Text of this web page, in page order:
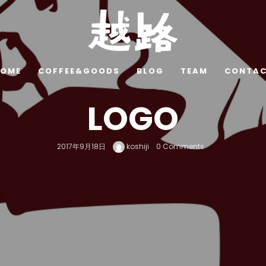
COFFEE&GOODS BLOG TEAM
LOGO
2017年9月18日 koshiji 0 Comments